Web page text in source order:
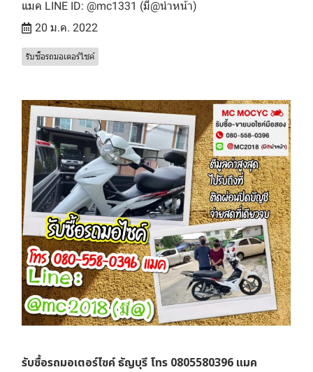
แมค LINE ID: @mc1331 (มี@นำหน้า)
20 ม.ค. 2022
รับซื้อรถมอเตอร์ไซค์
รับซื้อรถมอเตอร์ไซค์ ธัญบุรี โทร 0805580396 แมค